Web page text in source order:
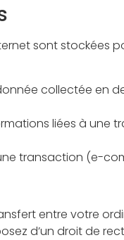
sont stockées
collectée en
liées à une
transaction (e-
entre votre
d’un droit de